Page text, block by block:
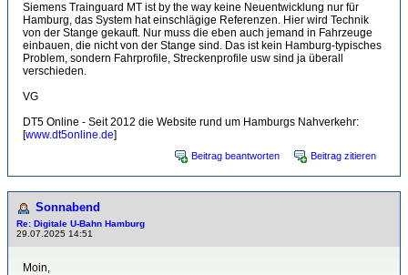
Siemens Trainguard MT ist by the way keine Neuentwicklung nur für
Hamburg, das System hat einschlägige Referenzen. Hier wird Technik
von der Stange gekauft. Nur muss die eben auch jemand in Fahrzeuge
einbauen, die nicht von der Stange sind. Das ist kein Hamburg-typisches
Problem, sondern Fahrprofile, Streckenprofile usw sind ja überall
verschieden.
VG
DT5 Online - Seit 2012 die Website rund um Hamburgs Nahverkehr:
[www.dt5online.de]
Beitrag beantworten Beitrag zitieren
Sonnabend
Re: Digitale U-Bahn Hamburg
29.07.2025 14:51
Moin,